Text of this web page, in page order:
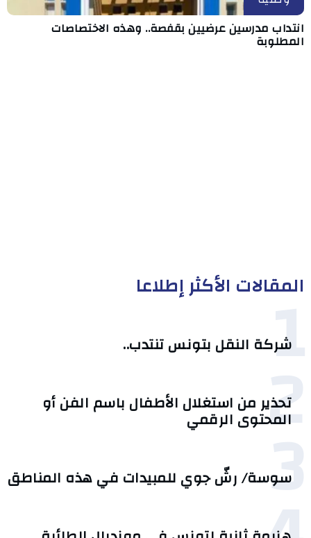
انتداب مدرسين عرضيين بقفصة.. وهذه الاختصاصات
المطلوبة
المقالات الأكثر إطلاعا
1
شركة النقل بتونس تنتدب..
2
تحذير من استغلال الأطفال باسم الفن أو
المحتوى الرقمي
3
سوسة/ رشّ جوي للمبيدات في هذه المناطق